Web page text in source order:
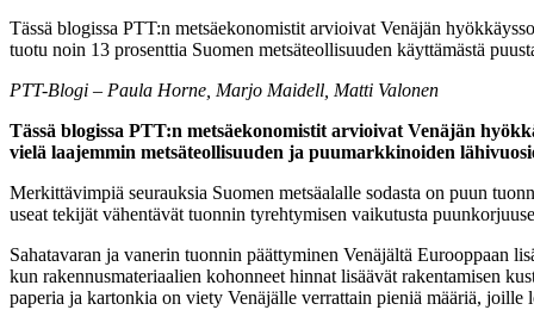
Tässä blogissa PTT:n metsäekonomistit arvioivat Venäjän
tuotu noin 13 prosenttia Suomen metsäteollisuuden käyttämästä
PTT-Blogi – Paula Horne, Marjo Maidell, Matti Valonen
Tässä blogissa PTT:n metsäekonomistit arvioivat Venäjän
vielä laajemmin metsäteollisuuden ja puumarkkinoiden
Merkittävimpiä seurauksia Suomen metsäalalle sodasta on puun
useat tekijät vähentävät tuonnin tyrehtymisen vaikutusta
Sahatavaran ja vanerin tuonnin päättyminen Venäjältä Eurooppaan
kun rakennusmateriaalien kohonneet hinnat lisäävät rakentamisen
paperia ja kartonkia on viety Venäjälle verrattain pieniä määriä,